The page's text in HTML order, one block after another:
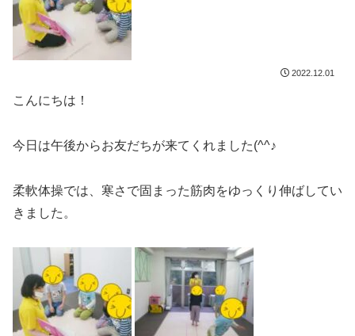
2022.12.01
こんにちは！
今日は午後からお友だちが来てくれました(^^♪
柔軟体操では、寒さで固まった筋肉をゆっくり伸ばしてい
きました。